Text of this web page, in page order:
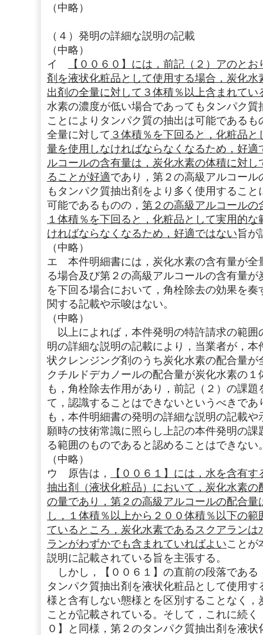
（中略）
（４）発明の詳細な説明の記載
（中略）
イ
【００６０】には，前記（２）アのと
剤を液状化粧品として使用する場合，炭化
出剤の全量に対して３体積％以上含まれてい
水素の濃度が低い場合であってもタンパク
ことによりタンパク質の抽出は可能である
全量に対して ３体積％を下回ると，化粧品
量を使用しなければならなくなるため，好適
ルコールの含有量は，炭化水素の体積に対
ることが好適であり，第２の高級アルコー
もタンパク質抽出剤をより多く使用するこ
可能であるものの， 第２の高級アルコールの
１体積％を下回ると，化粧品として実用的
ければならなくなるため，好適ではない旨が
（中略）
エ 本件明細書には，炭化水素の含有量が全
る場合及び第２の高級アルコールの含有量
を下回る場合において，角栓除去の効果を
関する記載や示唆はない。
（中略）
以上によれば，本件発明の特許請求の範囲
明の詳細な説明の記載により，当業者が，
状クレンジング剤のうち炭化水素の配合量
クチルドデカノールの配合量が炭化水素の
も，角栓除去作用があり，前記（２）の課
て，認識することはできないというべきで
も，本件明細書の発明の詳細な説明の記載
願時の技術常識に照らし上記の本件発明の
る範囲のものであると認めることはできない
（中略）
ウ 原告は，
【００６１】には，水を含有
抽出剤（液状化粧品）において，炭化水素
の量であり，第２の高級アルコールの配合量
し，１体積％以上から２００体積％以下の
ているところ，炭化水素であるスクアラン
ランがわずかでも含まれていればよいことが
説明に記載されている旨を主張する。
しかし，【００６１】の直前の段落である
タンパク質抽出剤を液状化粧品として使用
様と含有しない態様とを区別することなく
ことが記載されている。そして，これに続
０】と同様，第２のタンパク質抽出剤を液